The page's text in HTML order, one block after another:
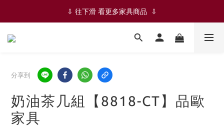
✨✨ ✦ 絕版品-五折限時優惠 ✦ ✨✨
⇩ 往下滑 看更多家具商品  ⇩
✨✨ ✦ 絕版品-五折限時優惠 ✦ ✨✨
分享到
奶油茶几組【8818-CT】品歐
家具